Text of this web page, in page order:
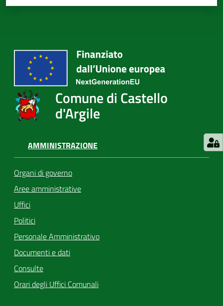
Comune di Castello
d'Argile
AMMINISTRAZIONE
Organi di governo
Aree amministrative
Uffici
Politici
Personale Amministrativo
Documenti e dati
Consulte
Orari degli Uffici Comunali